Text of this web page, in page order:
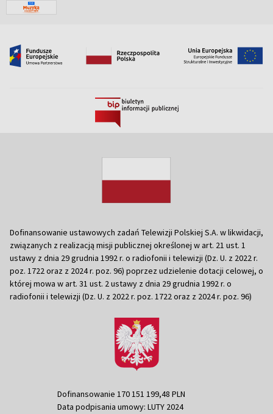
Dofinansowanie ustawowych zadań Telewizji Polskiej S.A. w likwidacji,
związanych z realizacją misji publicznej określonej w art. 21 ust. 1
ustawy z dnia 29 grudnia 1992 r. o radiofonii i telewizji (Dz. U. z 2022 r.
poz. 1722 oraz z 2024 r. poz. 96) poprzez udzielenie dotacji celowej, o
której mowa w art. 31 ust. 2 ustawy z dnia 29 grudnia 1992 r. o
radiofonii i telewizji (Dz. U. z 2022 r. poz. 1722 oraz z 2024 r. poz. 96)
Dofinansowanie 170 151 199,48 PLN
Data podpisania umowy: LUTY 2024